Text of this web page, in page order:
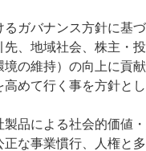
ガバナンス方針に基
、地域社会、株主・
の維持）の向上に貢
めて行く事を方針とし
品による社会的価値
な事業慣行、人権と